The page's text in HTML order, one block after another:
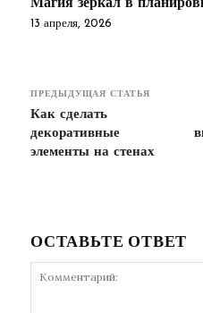
Магия зеркал в
13 апреля, 2026
ПРЕДЫДУЩАЯ СТАТЬЯ
Как сделать
декоративные
элементы на стенах
ОСТАВЬТЕ ОТВЕТ